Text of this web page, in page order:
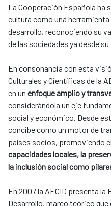
La Cooperación Española ha
cultura como una
desarrollo, reconociendo su
de las sociedades ya desde su
En consonancia con esta
Culturales y Científicas de la
en un enfoque amplio y
considerándola un eje
social y económico. Desde
concibe como un motor de
países socios, promoviendo el
capacidades locales, la
la inclusión social como
En 2007 la AECID presenta la
Desarrollo, marco teórico que